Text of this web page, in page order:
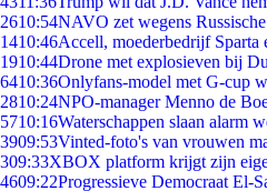
2610:54NAVO zet wegens
1410:46Accell, moederbedrijf Sparta
1910:44Drone met explosieven bij
6410:36Onlyfans-model met G-cup
2810:24NPO-manager Menno de
5710:16Waterschappen slaan alarm
3909:53Vinted-foto's van vrouwen
309:33XBOX platform krijgt zijn
4609:22Progressieve Democraat El-